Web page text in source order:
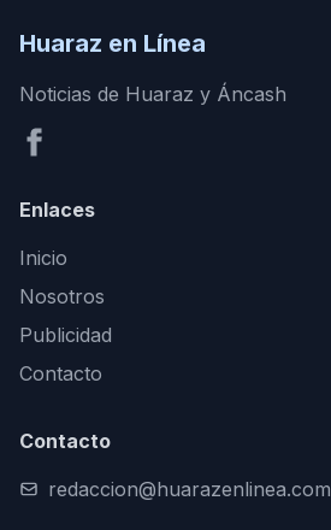
Huaraz en Línea
Noticias de Huaraz y Áncash
Enlaces
Inicio
Nosotros
Publicidad
Contacto
Contacto
redaccion@huarazenlinea.com